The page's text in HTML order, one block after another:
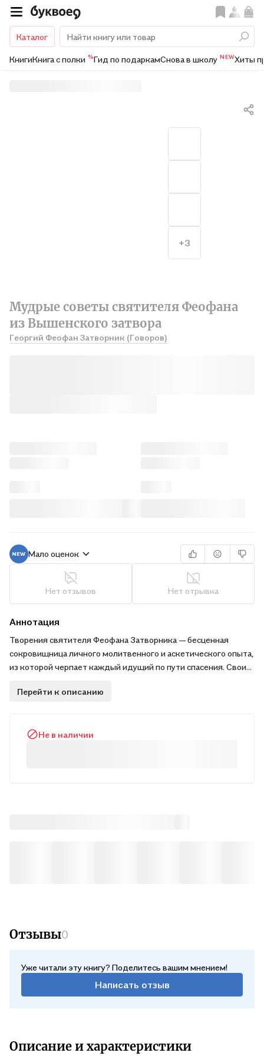
Каталог
КнигиКнига с полки %Гид по подаркамСнова в школу NEWХиты
Мудрые советы святителя Феофана
из Вышенского затвора
Георгий Феофан Затворник (Говоров)
Мало оценок
Нет отзывов Нет отрывка
+3
Аннотация
Творения святителя Феофана Затворника — бесценная
сокровищница личного молитвенного и аскетического опыта,
из которой черпает каждый идущий по пути спасения. Свои
всем православным христианам.
Перейти к описанию
Не в наличии
Отзывы0
Уже читали эту книгу? Поделитесь вашим мнением!
Написать отзыв
Описание и характеристики